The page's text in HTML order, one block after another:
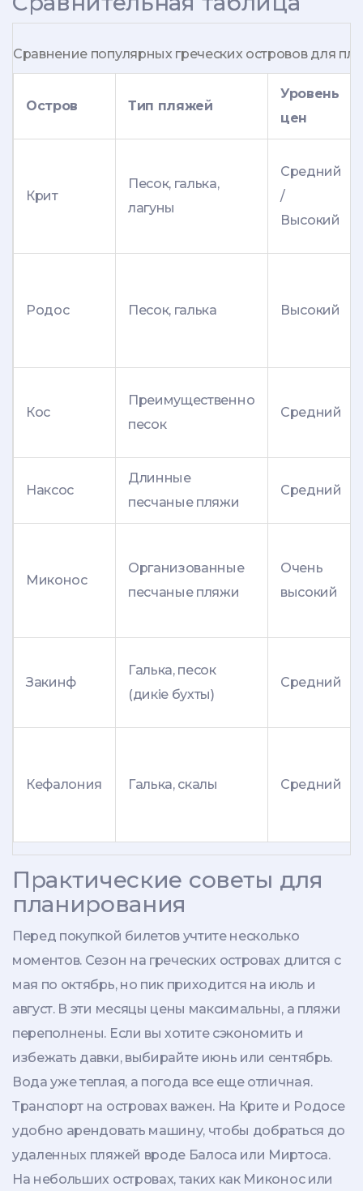
Сравнение популярных греческих островов для
Остров Тип пляжей
Уровень
цен
Крит
Песок, галька,
лагуны
Средний
/
Высокий
Родос Песок, галька Высокий
Кос
Преимущественно
песок
Средний
Наксос
Длинные
песчаные пляжи
Средний
Миконос
Организованные
песчаные пляжи
Очень
высокий
Закинф
Галька, песок
(дикie бухты)
Средний
Кефалония Галька, скалы Средний
Практические советы для
планирования
Перед покупкой билетов учтите несколько
моментов. Сезон на греческих островах длится с
мая по октябрь, но пик приходится на июль и
август. В эти месяцы цены максимальны, а пляжи
переполнены. Если вы хотите сэкономить и
избежать давки, выбирайте июнь или сентябрь.
Вода уже теплая, а погода все еще отличная.
Транспорт на островах важен. На Крите и Родосе
удобно арендовать машину, чтобы добраться до
удаленных пляжей вроде Балоса или Миртоса.
На небольших островах, таких как Миконос или